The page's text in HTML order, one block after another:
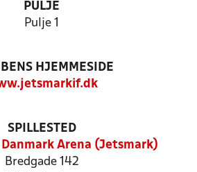
PULJE
Pulje 1
HJEMMESIDE
SPILLESTED
Danmark Arena (Jetsmark)
Bredgade 142